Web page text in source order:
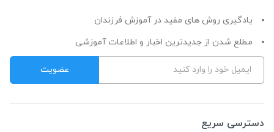
یادگیری روش های مفید در آموزش فرزندان
مطلع شدن از جدیدترین اخبار و اطلاعات آموزشی
دسترسی سریع